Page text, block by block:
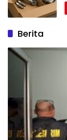
Berita